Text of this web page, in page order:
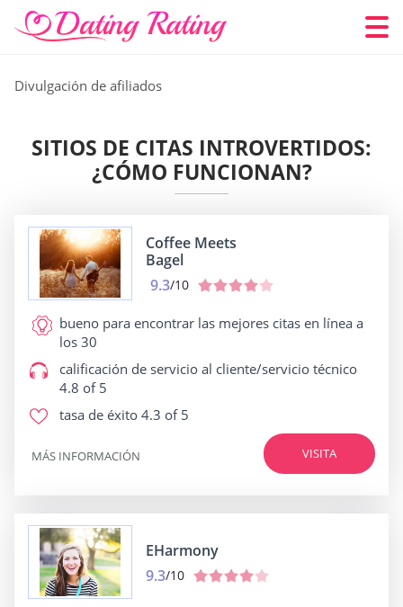
Divulgación de afiliados
SITIOS DE CITAS INTROVERTIDOS:
¿CÓMO FUNCIONAN?
Coffee Meets
Bagel
9.3/10
bueno para encontrar las mejores citas en línea a
los 30
calificación de servicio al cliente/servicio técnico
4.8 of 5
tasa de éxito 4.3 of 5
VISITA
MÁS INFORMACIÓN
EHarmony
9.3/10